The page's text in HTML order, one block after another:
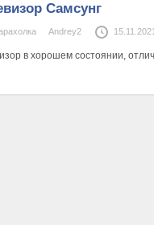
Самсунг
Andrey2 15.11.2021
в хорошем состоянии,